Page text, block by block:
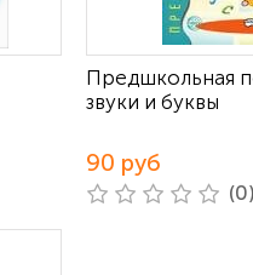
Предшкольная
звуки и буквы
90 руб